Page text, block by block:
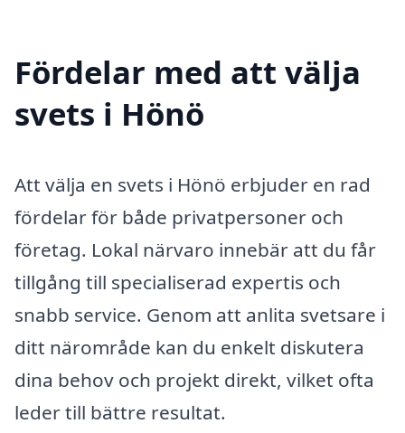
Fördelar med att välja
svets i Hönö
Att välja en svets i Hönö erbjuder en rad
fördelar för både privatpersoner och
företag. Lokal närvaro innebär att du får
tillgång till specialiserad expertis och
snabb service. Genom att anlita svetsare i
ditt närområde kan du enkelt diskutera
dina behov och projekt direkt, vilket ofta
leder till bättre resultat.